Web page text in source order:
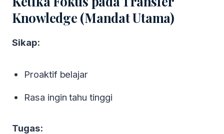
Knowledge (Mandat Utama)
Sikap:
Proaktif belajar
Rasa ingin tahu tinggi
Tugas:
Jakarta
KLIK DISINI